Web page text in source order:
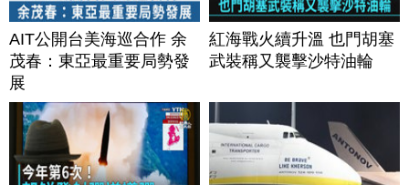
AIT公開台美海巡合作 余
茂春：東亞最重要局勢發
展
紅海戰火續升溫 也門胡塞
武裝稱又襲擊沙特油輪